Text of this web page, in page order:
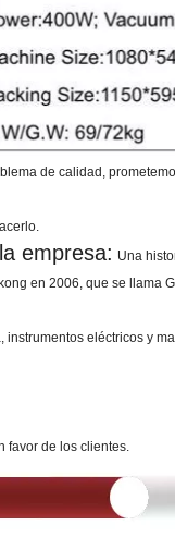
de calidad,
empresa: Una
en 2006, que se llama
eléctricos y
favor de los clientes.